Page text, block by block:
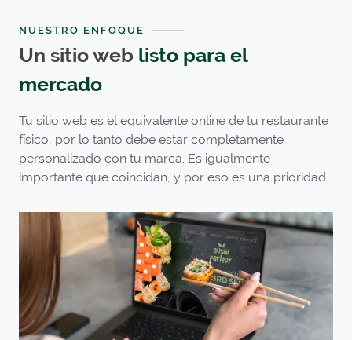
NUESTRO ENFOQUE
Un sitio web listo para el
mercado
Tu sitio web es el equivalente online de tu restaurante
físico, por lo tanto debe estar completamente
personalizado con tu marca. Es igualmente
importante que coincidan, y por eso es una prioridad.